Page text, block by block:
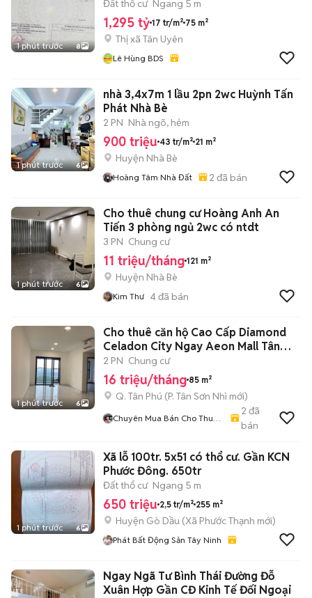
1 phút trước 8
Đất thổ cư Ngang 5 m
1,295 tỷ 17 tr/m² 75 m²
Thị xã Tân Uyên
Lê Hùng BDS
1 phút trước 6
nhà 3,4x7m 1 lầu 2pn 2wc Huỳnh Tấn
Phát Nhà Bè
2 PN Nhà ngõ, hẻm
900 triệu 43 tr/m² 21 m²
Huyện Nhà Bè
Hoàng Tâm Nhà Đất 2 đã bán
1 phút trước 6
Cho thuê chung cư Hoàng Anh An
Tiến 3 phòng ngủ 2wc có ntdt
3 PN Chung cư
11 triệu/tháng 121 m²
Huyện Nhà Bè
Kim Thư 4đã bán
1 phút trước 6
Cho thuê căn hộ Cao Cấp Diamond
Celadon City Ngay Aeon Mall Tân
Phú
2 PN Chung cư
16 triệu/tháng 85 m²
Q. Tân Phú (P. Tân Sơn Nhì mới)
Chuyên Mua Bán Cho Thuê
2 đã
bán
1 phút trước 6
Xã lỗ 100tr. 5x51 có thổ cư. Gần KCN
Phước Đông. 650tr
Đất thổ cư Ngang 5 m
650 triệu 2,5 tr/m² 255 m²
Huyện Gò Dầu (Xã Phước Thạnh mới)
Phát Bất Động Sản Tây Ninh
Ngay Ngã Tư Bình Thái Đường Đỗ
Xuân Hợp Gần CĐ Kinh Tế Đối Ngoại